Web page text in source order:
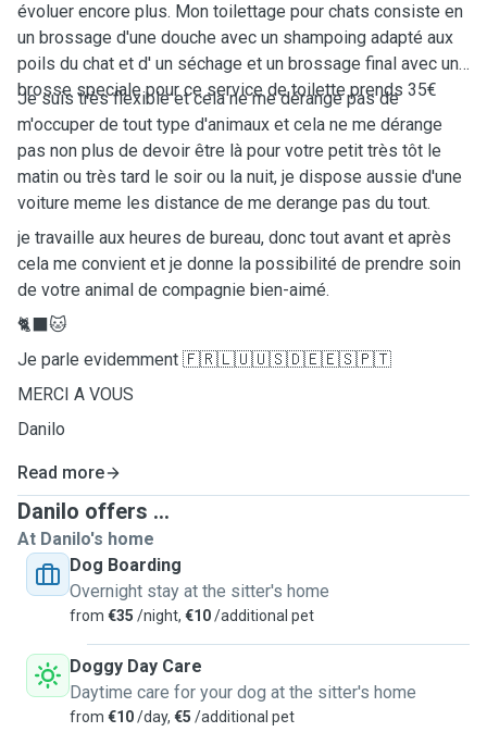
évoluer encore plus. Mon toilettage pour chats consiste en
un brossage d'une douche avec un shampoing adapté aux
poils du chat et d' un séchage et un brossage final avec une
brosse speciale pour ce service de toilette prends 35€
Je suis très flexible et cela ne me dérange pas de
m'occuper de tout type d'animaux et cela ne me dérange
pas non plus de devoir être là pour votre petit très tôt le
matin ou très tard le soir ou la nuit, je dispose aussie d'une
voiture meme les distance de me derange pas du tout.
je travaille aux heures de bureau, donc tout avant et après
cela me convient et je donne la possibilité de prendre soin
de votre animal de compagnie bien-aimé.
🐈‍⬛🐱
Je parle evidemment 🇫🇷🇱🇺🇺🇸🇩🇪🇪🇸🇵🇹
MERCI A VOUS
Danilo
Read more
Danilo offers ...
At Danilo's home
Dog Boarding
Overnight stay at the sitter's home
from €35 /night, €10/additional pet
Doggy Day Care
Daytime care for your dog at the sitter's home
from €10/day, €5 /additional pet